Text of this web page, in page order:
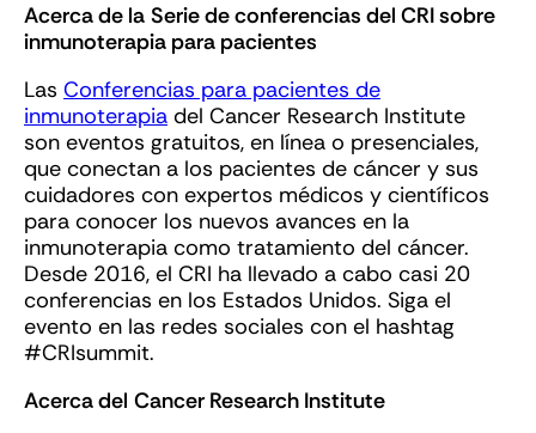
Acerca de la Serie de conferencias del CRI sobre
inmunoterapia para pacientes
Las Conferencias para pacientes de
inmunoterapia del Cancer Research Institute
son eventos gratuitos, en línea o presenciales,
que conectan a los pacientes de cáncer y sus
cuidadores con expertos médicos y científicos
para conocer los nuevos avances en la
inmunoterapia como tratamiento del cáncer.
Desde 2016, el CRI ha llevado a cabo casi 20
conferencias en los Estados Unidos. Siga el
evento en las redes sociales con el hashtag
#CRIsummit.
Acerca del Cancer Research Institute